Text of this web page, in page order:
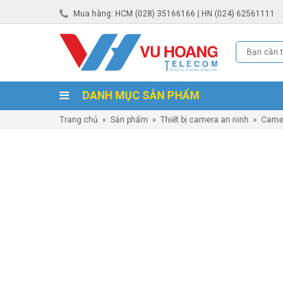
Mua hàng: HCM (028) 35166166 | HN (024) 62561111
DANH MỤC SẢN PHẨM
Trang chủ » Sản phẩm » Thiết bị camera an ninh »